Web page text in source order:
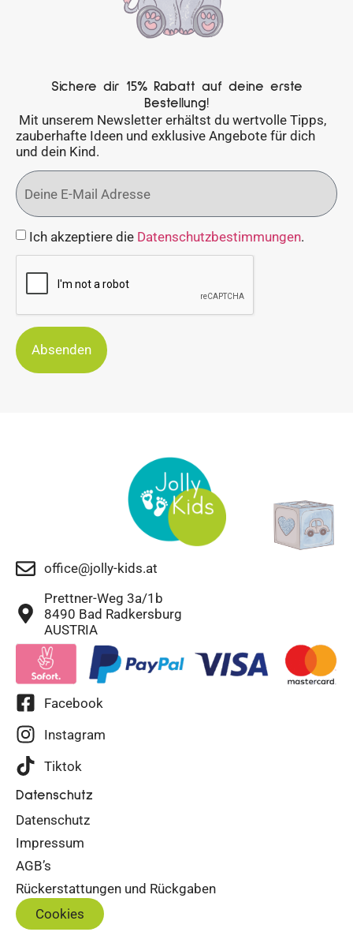
Sichere dir 15% Rabatt auf deine erste
Bestellung!
Mit unserem Newsletter erhältst du wertvolle Tipps,
zauberhafte Ideen und exklusive Angebote für dich
und dein Kind.
Ich akzeptiere die Datenschutzbestimmungen.
Absenden
office@jolly-kids.at
Prettner-Weg 3a/1b
8490 Bad Radkersburg
AUSTRIA
Facebook
Instagram
Tiktok
Datenschutz
Datenschutz
Impressum
AGB’s
Rückerstattungen und Rückgaben
Cookies